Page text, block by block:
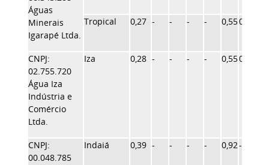
Águas
Minerais
Igarapé Ltda.
Tropical 0,27 - - - - 0,550,48
CNPJ:
02.755.720
Água Iza
Indústria e
Comércio
Ltda.
Iza 0,28 - - - - 0,550,50
CNPJ:
00.048.785
Indaiá 0,39 - - - - 0,92-